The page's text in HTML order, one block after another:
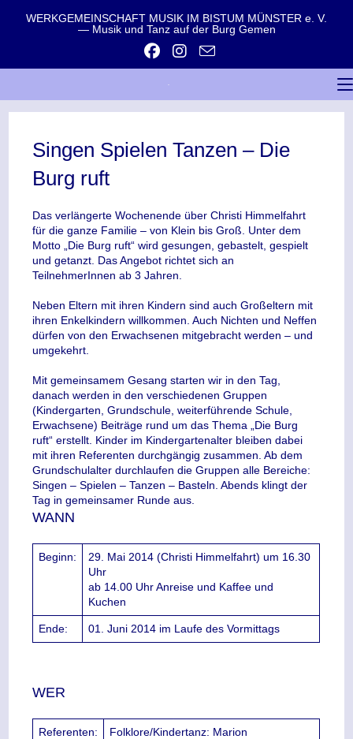
WERKGEMEINSCHAFT MUSIK IM BISTUM MÜNSTER e. V.
— Musik und Tanz auf der Burg Gemen
Singen Spielen Tanzen – Die
Burg ruft
Das verlängerte Wochenende über Christi Himmelfahrt
für die ganze Familie – von Klein bis Groß. Unter dem
Motto „Die Burg ruft“ wird gesungen, gebastelt, gespielt
und getanzt. Das Angebot richtet sich an
TeilnehmerInnen ab 3 Jahren.
Neben Eltern mit ihren Kindern sind auch Großeltern mit
ihren Enkelkindern willkommen. Auch Nichten und Neffen
dürfen von den Erwachsenen mitgebracht werden – und
umgekehrt.
Mit gemeinsamem Gesang starten wir in den Tag,
danach werden in den verschiedenen Gruppen
(Kindergarten, Grundschule, weiterführende Schule,
Erwachsene) Beiträge rund um das Thema „Die Burg
ruft“ erstellt. Kinder im Kindergartenalter bleiben dabei
mit ihren Referenten durchgängig zusammen. Ab dem
Grundschulalter durchlaufen die Gruppen alle Bereiche:
Singen – Spielen – Tanzen – Basteln. Abends klingt der
Tag in gemeinsamer Runde aus.
WANN
Beginn:
29. Mai 2014 (Christi Himmelfahrt) um 16.30
Uhr
ab 14.00 Uhr Anreise und Kaffee und
Kuchen
Ende: 01. Juni 2014 im Laufe des Vormittags
WER
Referenten:
Folklore/Kindertanz: Marion